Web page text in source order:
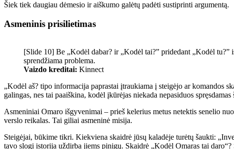
Šiek tiek daugiau dėmesio ir aiškumo galėtų padėti sustiprinti argumentą.
Asmeninis prisilietimas
[Slide 10] Be „Kodėl dabar? ir „Kodėl tai?” pridedant „Kodėl tu?”
sprendžiama problema.
Vaizdo kreditai: Kinnect
„Kodėl aš? tipo informacija paprastai įtraukiama į steigėjo ar komandos
galingas, nes tai paaiškina, kodėl įkūrėjas niekada nepasiduos spręsdamas
Asmeniniai Omaro išgyvenimai – prieš kelerius metus netektis senelio
verslo reikalas. Tai giliai asmeninė misija.
Steigėjai, būkime tikri. Kiekviena skaidrė jūsų kaladėje turėtų šaukti:
tavo slogi istorija uždirba jiems pinigų. Skaidrė „Kodėl Omaras tai